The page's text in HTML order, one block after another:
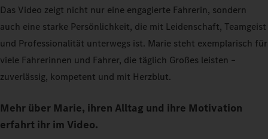
Das Video zeigt nicht nur eine engagierte Fahrerin, sondern
auch eine starke Persönlichkeit, die mit Leidenschaft, Teamgeist
und Professionalität unterwegs ist. Marie steht exemplarisch für
viele Fahrerinnen und Fahrer, die täglich Großes leisten –
zuverlässig, kompetent und mit Herzblut.
Mehr über Marie, ihren Alltag und ihre Motivation
erfahrt ihr im Video.